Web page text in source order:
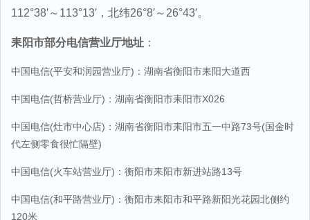
112°38′～113°13′，北纬26°8′～26°43′。
耒阳市部分电信营业厅地址 ：
中国电信(平安和润园营业厅)：湖南省衡阳市耒阳大道西
中国电信(哲桥营业厅)：湖南省衡阳市耒阳市X026
中国电信(灶市中心店)：湖南省衡阳市耒阳市五一中路73号(国金时
代左侧零食很忙隔壁)
中国电信(火车站营业厅)：衡阳市耒阳市新进站路13号
中国电信(和平路营业厅)：衡阳市耒阳市和平路新阳光花园北侧约
120米